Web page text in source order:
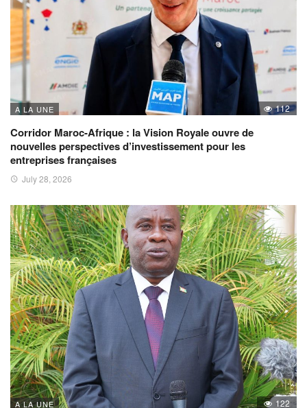
A LA UNE 112
Corridor Maroc-Afrique : la Vision Royale ouvre de
nouvelles perspectives d’investissement pour les
entreprises françaises
July 28, 2026
A LA UNE 122